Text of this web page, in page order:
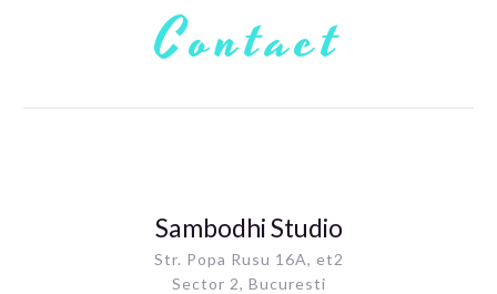
Contact
Sambodhi Studio
Str. Popa Rusu 16A, et2
Sector 2, Bucuresti